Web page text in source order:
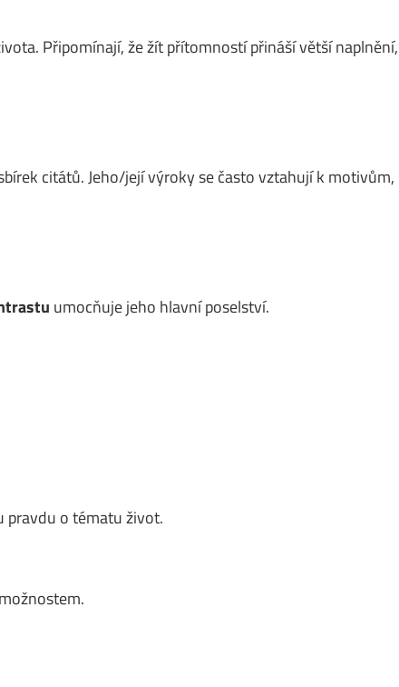
Připomínají, že žít přítomností přináší větší naplnění,
citátů. Jeho/její výroky se často vztahují k motivům,
umocňuje jeho hlavní poselství.
o tématu život.